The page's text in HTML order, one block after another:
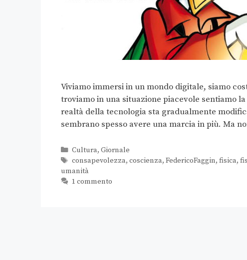
Viviamo immersi in un mondo digitale, siamo
troviamo in una situazione piacevole sentiamo
realtà della tecnologia sta gradualmente
sembrano spesso avere una marcia in più. Ma
Cultura, Giornale
consapevolezza, coscienza, FedericoFaggin, fisica,
umanità
1 commento